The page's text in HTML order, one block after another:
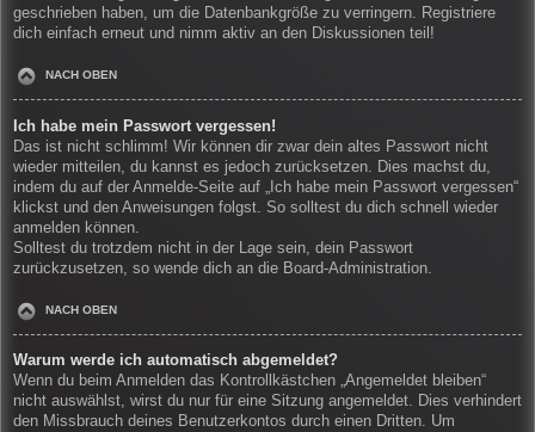
geschrieben haben, um die Datenbankgröße zu verringern. Registriere
dich einfach erneut und nimm aktiv an den Diskussionen teil!
NACH OBEN
Ich habe mein Passwort vergessen!
Das ist nicht schlimm! Wir können dir zwar dein altes Passwort nicht
wieder mitteilen, du kannst es jedoch zurücksetzen. Dies machst du,
indem du auf der Anmelde-Seite auf „Ich habe mein Passwort vergessen“
klickst und den Anweisungen folgst. So solltest du dich schnell wieder
anmelden können.
Solltest du trotzdem nicht in der Lage sein, dein Passwort
zurückzusetzen, so wende dich an die Board-Administration.
NACH OBEN
Warum werde ich automatisch abgemeldet?
Wenn du beim Anmelden das Kontrollkästchen „Angemeldet bleiben“
nicht auswählst, wirst du nur für eine Sitzung angemeldet. Dies verhindert
den Missbrauch deines Benutzerkontos durch einen Dritten. Um